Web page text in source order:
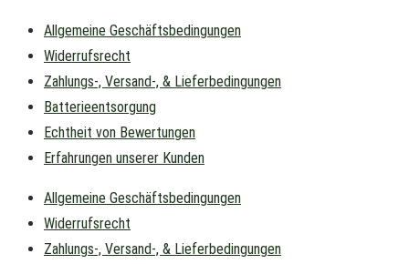
Allgemeine Geschäftsbedingungen
Widerrufsrecht
Zahlungs-, Versand-, & Lieferbedingungen
Batterieentsorgung
Echtheit von Bewertungen
Erfahrungen unserer Kunden
Allgemeine Geschäftsbedingungen
Widerrufsrecht
Zahlungs-, Versand-, & Lieferbedingungen